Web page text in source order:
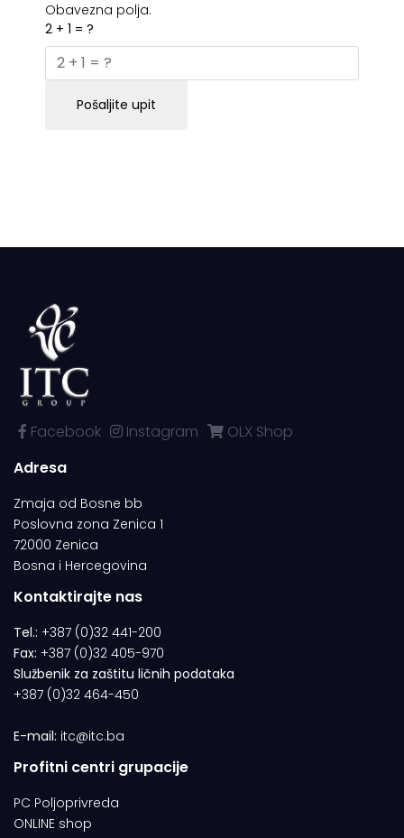
Obavezna polja.
2 + 1 = ?
Pošaljite upit
Facebook Instagram
OLX Shop
Adresa
Zmaja od Bosne bb
Poslovna zona Zenica 1
72000 Zenica
Bosna i Hercegovina
Kontaktirajte nas
Tel.: +387 (0)32 441-200
Fax: +387 (0)32 405-970
Službenik za zaštitu ličnih podataka
+387 (0)32 464-450
E-mail: itc@itc.ba
Profitni centri grupacije
PC Poljoprivreda
ONLINE shop